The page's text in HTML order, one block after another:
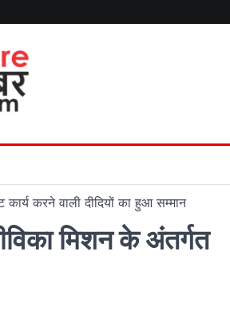
करने वाली दीदियों का हुआ सम्मान
मिशन के अंतर्गत